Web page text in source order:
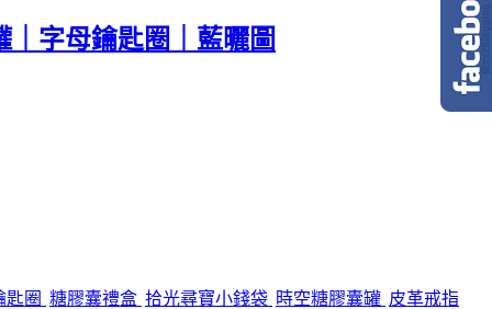
字母鑰匙圈｜藍曬圖
匙圈 糖膠囊禮盒 拾光尋寶小錢袋 時空糖膠囊罐 皮革戒指